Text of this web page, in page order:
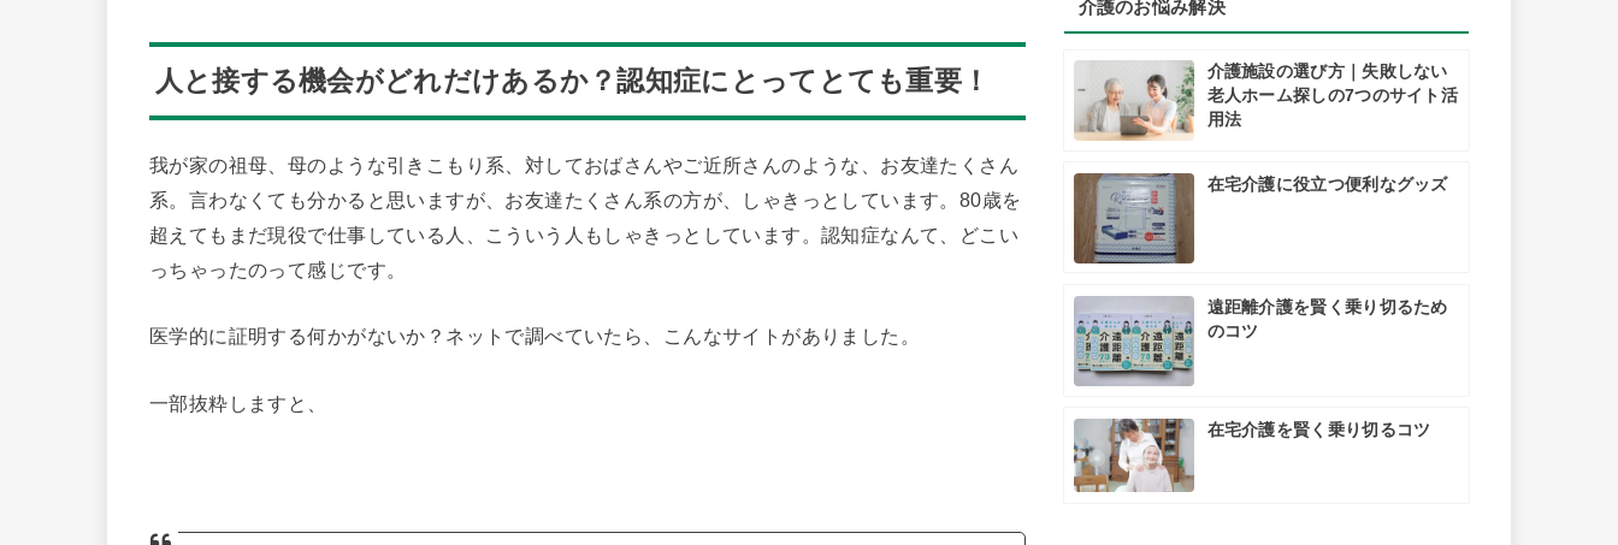
人と接する機会がどれだけあるか？認知症にとってとても重要！
我が家の祖母、母のような引きこもり系、対しておばさんやご近所さんのような、お友達たくさん
系。言わなくても分かると思いますが、お友達たくさん系の方が、しゃきっとしています。80歳を
超えてもまだ現役で仕事している人、こういう人もしゃきっとしています。認知症なんて、どこい
っちゃったのって感じです。
医学的に証明する何かがないか？ネットで調べていたら、こんなサイトがありました。
一部抜粋しますと、
介護のお悩み解決
介護施設の選び方｜失敗しない
老人ホーム探しの7つのサイト活
用法
在宅介護に役立つ便利なグッズ
遠距離介護を賢く乗り切るため
のコツ
在宅介護を賢く乗り切るコツ